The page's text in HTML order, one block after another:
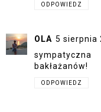
ODPOWIEDZ
OLA 5 sierpnia
bakłażanów!
ODPOWIEDZ